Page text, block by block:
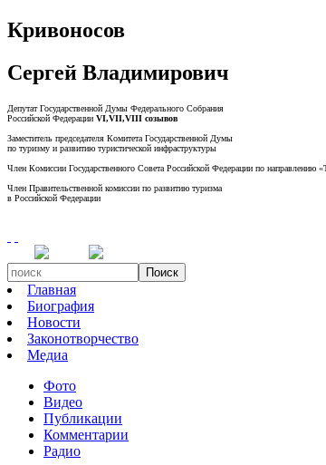
Кривоносов
Сергей Владимирович
Депутат Государственной Думы Федерального Собрания
Российской Федерации VI,VII,VIII созывов
Заместитель председателя Комитета Государственной Думы
по туризму и развитию туристической инфраструктуры
Член Комиссии Государственного Совета Российской Федерации по направлению
Член Правительственной комиссии по развитию туризма
в Российской Федерации
Поиск
Главная
Биография
Новости
Законотворчество
Медиа
Фото
Видео
Публикации
Комментарии
Радио